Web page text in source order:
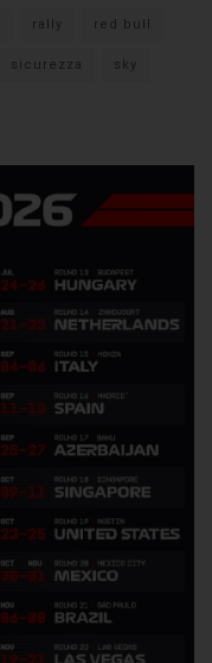
rally red bull
sicurezza sky